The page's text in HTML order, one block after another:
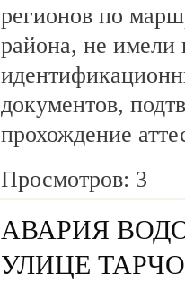
регионов по
района, не имели
документов,
прохождение
Просмотров: 3
АВАРИЯ
УЛИЦЕ